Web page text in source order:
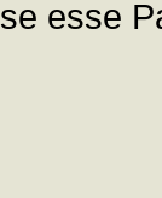
esse